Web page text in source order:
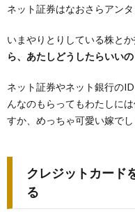
ネット証券はなおさらアン
いまやりとりしている株とか
ら、あたしどうしたらいいの
ネット証券やネット銀行の
んなのもらってもわたしに
すか、めっちゃ可愛い嫁でし
クレジットカード
る